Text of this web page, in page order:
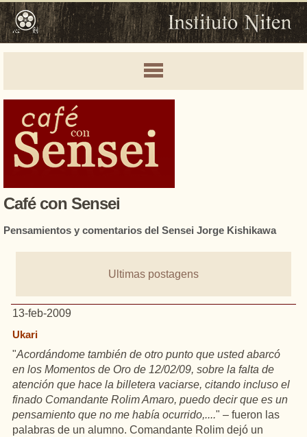
Café con Sensei
Pensamientos y comentarios del Sensei Jorge Kishikawa
Ultimas postagens
13-feb-2009
Ukari
"Acordándome también de otro punto que usted abarcó
en los Momentos de Oro de 12/02/09, sobre la falta de
atención que hace la billetera vaciarse, citando incluso el
finado Comandante Rolim Amaro, puedo decir que es un
pensamiento que no me había ocurrido,...." – fueron las
palabras de un alumno. Comandante Rolim dejó un